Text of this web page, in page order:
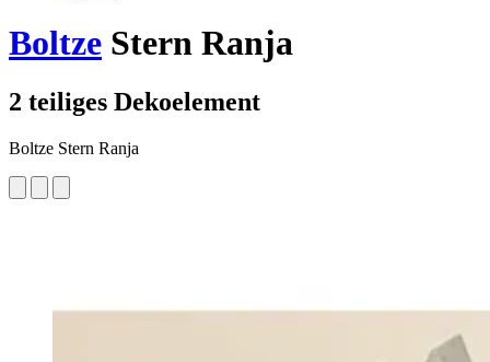
Boltze Stern Ranja
2 teiliges Dekoelement
Boltze Stern Ranja